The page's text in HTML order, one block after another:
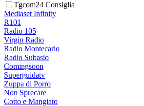
Tgcom24 Consiglia
Mediaset Infinity
R101
Radio 105
Virgin Radio
Radio Montecarlo
Radio Subasio
Comingsoon
Superguidatv
Zuppa di Porro
Non Sprecare
Cotto e Mangiato